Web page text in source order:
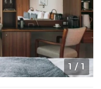
1 / 1